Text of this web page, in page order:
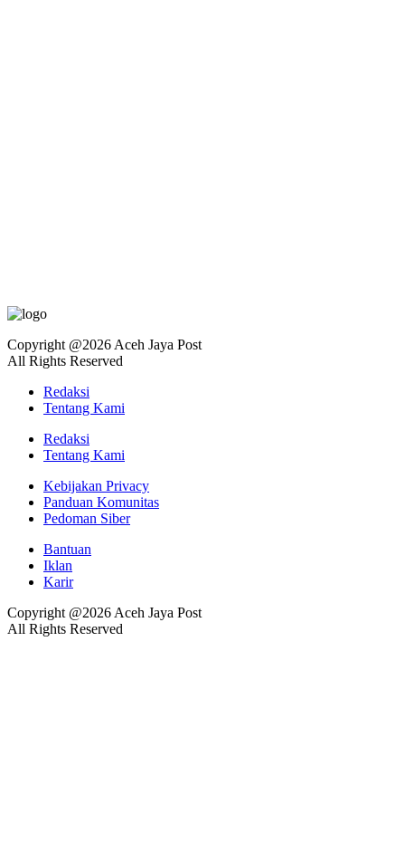
Copyright @2026 Aceh Jaya Post
All Rights Reserved
Redaksi
Tentang Kami
Redaksi
Tentang Kami
Kebijakan Privacy
Panduan Komunitas
Pedoman Siber
Bantuan
Iklan
Karir
Copyright @2026 Aceh Jaya Post
All Rights Reserved